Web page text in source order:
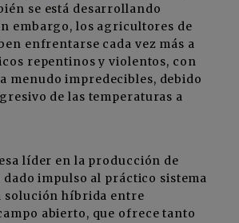
se está desarrollando
embargo, los agricultores de
enfrentarse cada vez más a
repentinos y violentos, con
menudo impredecibles, debido
de las temperaturas a
líder en la producción de
impulso al práctico sistema
solución híbrida entre
abierto, que ofrece tanto